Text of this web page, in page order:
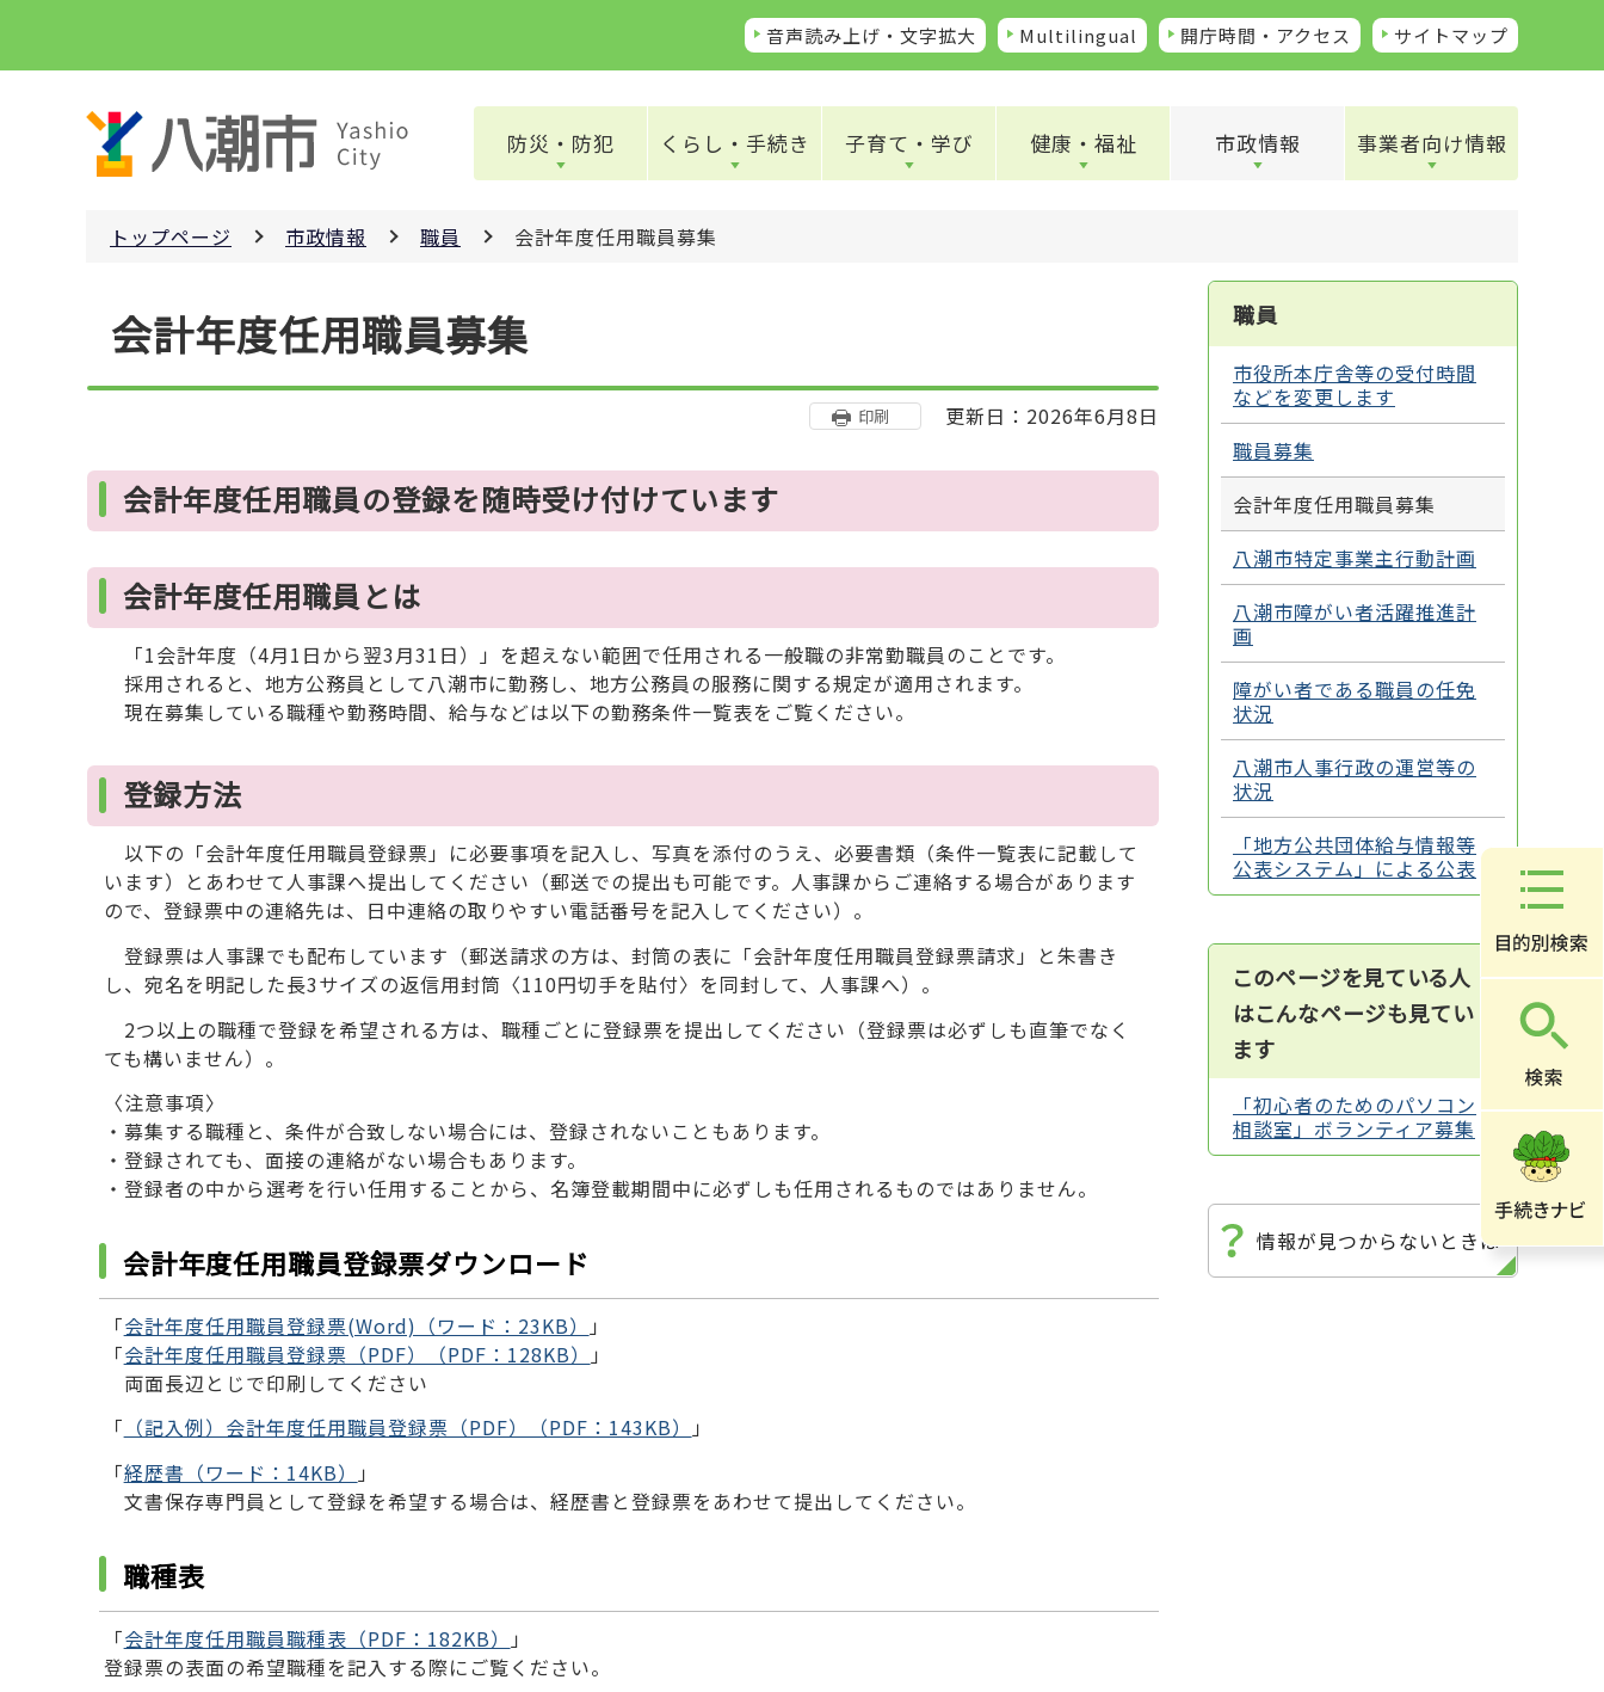
ペ
音声読み上げ・文字拡大 Multilingual 開庁時間・アクセス サイトマップ
防災・防犯 くらし・手続き 子育て・学び 健康・福祉 市政情報 事業者向け情報
トップページ 市政情報 職員 会計年度任用職員募集
会計年度任用職員募集
印刷 更新日：2026年6月8日
会計年度任用職員の登録を随時受け付けています
会計年度任用職員とは
「1会計年度（4月1日から翌3月31日）」を超えない範囲で任用される一般職の非常勤職員のことです。
採用されると、地方公務員として八潮市に勤務し、地方公務員の服務に関する規定が適用されます。
現在募集している職種や勤務時間、給与などは以下の勤務条件一覧表をご覧ください。
登録方法
以下の「会計年度任用職員登録票」に必要事項を記入し、写真を添付のうえ、必要書類（条件一覧表に記載して
います）とあわせて人事課へ提出してください（郵送での提出も可能です。人事課からご連絡する場合があります
ので、登録票中の連絡先は、日中連絡の取りやすい電話番号を記入してください）。
登録票は人事課でも配布しています（郵送請求の方は、封筒の表に「会計年度任用職員登録票請求」と朱書き
し、宛名を明記した長3サイズの返信用封筒〈110円切手を貼付〉を同封して、人事課へ）。
2つ以上の職種で登録を希望される方は、職種ごとに登録票を提出してください（登録票は必ずしも直筆でなく
ても構いません）。
〈注意事項〉
・募集する職種と、条件が合致しない場合には、登録されないこともあります。
・登録されても、面接の連絡がない場合もあります。
・登録者の中から選考を行い任用することから、名簿登載期間中に必ずしも任用されるものではありません。
会計年度任用職員登録票ダウンロード
「会計年度任用職員登録票(Word)（ワード：23KB）
」
「会計年度任用職員登録票（PDF）（PDF：128KB）
」
両面長辺とじで印刷してください
「 （記入例）会計年度任用職員登録票（PDF）（PDF：143KB）
」
「経歴書（ワード：14KB）
」
文書保存専門員として登録を希望する場合は、経歴書と登録票をあわせて提出してください。
職種表
「会計年度任用職員職種表（PDF：182KB）
」
登録票の表面の希望職種を記入する際にご覧ください。
職員
市役所本庁舎等の受付時間
などを変更します
職員募集
会計年度任用職員募集
八潮市特定事業主行動計画
八潮市障がい者活躍推進計
画
障がい者である職員の任免
状況
八潮市人事行政の運営等の
状況
「地方公共団体給与情報等
公表システム」による公表
このページを見ている人
はこんなページも見てい
ます
「初心者のためのパソコン
相談室」ボランティア募集
情報が見つからないときは